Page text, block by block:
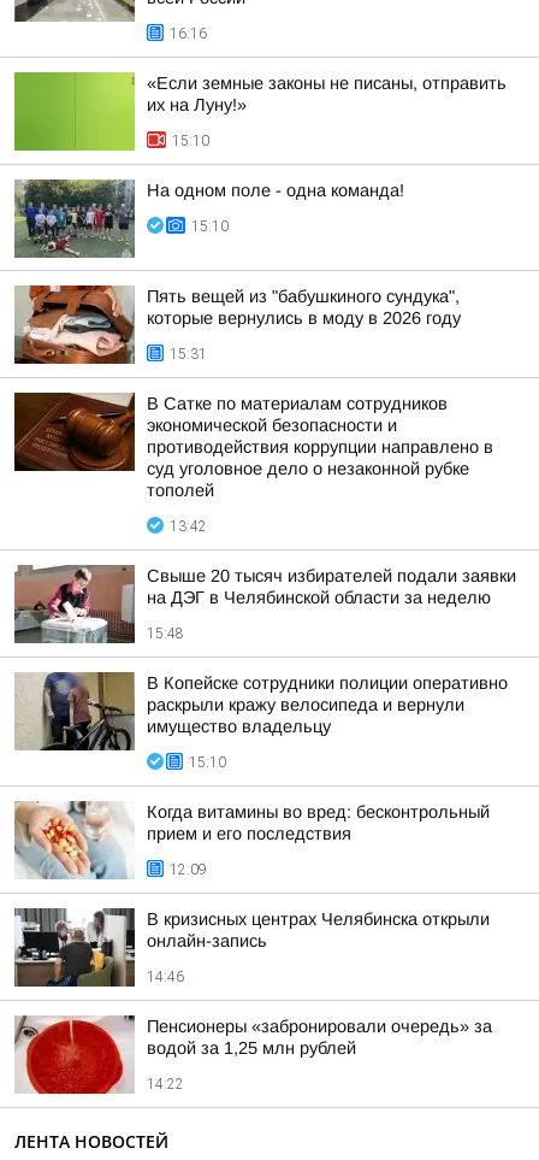
16:16
«Если земные законы не писаны, отправить
их на Луну!»
15:10
На одном поле - одна команда!
15:10
Пять вещей из "бабушкиного сундука",
которые вернулись в моду в 2026 году
15:31
В Сатке по материалам сотрудников
экономической безопасности и
противодействия коррупции направлено в
суд уголовное дело о незаконной рубке
тополей
13:42
Свыше 20 тысяч избирателей подали заявки
на ДЭГ в Челябинской области за неделю
15:48
В Копейске сотрудники полиции оперативно
раскрыли кражу велосипеда и вернули
имущество владельцу
15:10
Когда витамины во вред: бесконтрольный
прием и его последствия
12:09
В кризисных центрах Челябинска открыли
онлайн-запись
14:46
Пенсионеры «забронировали очередь» за
водой за 1,25 млн рублей
14:22
ЛЕНТА НОВОСТЕЙ